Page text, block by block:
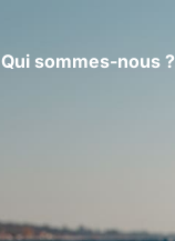
Qui sommes-nous ?